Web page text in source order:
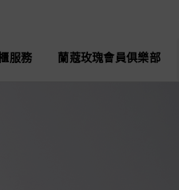
服務 蘭蔻玫瑰會員俱樂部